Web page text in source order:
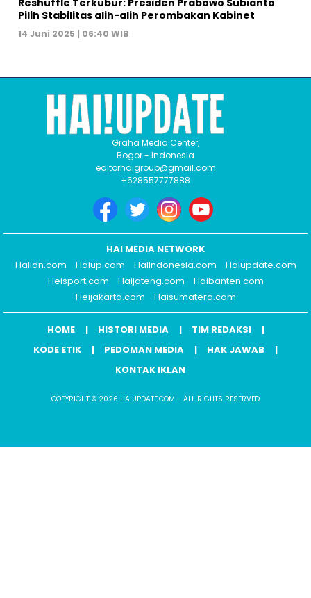
Reshuffle Terkubur: Presiden Prabowo Subianto
Pilih Stabilitas alih-alih Perombakan Kabinet
14 Juni 2025 | 06:40 WIB
Graha Media Center,
Bogor - Indonesia
editorhaigroup@gmail.com
+628557777888
HAI MEDIA NETWORK
Haiidn.com
Haiup.com Haiindonesia.com
Haiupdate.com
Heisport.com
Haijateng.com
Haibanten.com
Heijakarta.com
Haisumatera.com
HOME HISTORI MEDIA
TIM REDAKSI
KODE ETIK
PEDOMAN MEDIA
HAK JAWAB
KONTAK IKLAN
COPYRIGHT © 2026 HAIUPDATE.COM - ALL RIGHTS RESERVED